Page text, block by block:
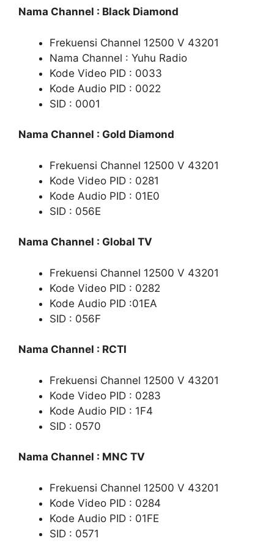
Nama Channel : Black Diamond
Frekuensi Channel 12500 V 43201
Nama Channel : Yuhu Radio
Kode Video PID : 0033
Kode Audio PID : 0022
SID : 0001
Nama Channel : Gold Diamond
Frekuensi Channel 12500 V 43201
Kode Video PID : 0281
Kode Audio PID : 01E0
SID : 056E
Nama Channel : Global TV
Frekuensi Channel 12500 V 43201
Kode Video PID : 0282
Kode Audio PID :01EA
SID : 056F
Nama Channel : RCTI
Frekuensi Channel 12500 V 43201
Kode Video PID : 0283
Kode Audio PID : 1F4
SID : 0570
Nama Channel : MNC TV
Frekuensi Channel 12500 V 43201
Kode Video PID : 0284
Kode Audio PID : 01FE
SID : 0571